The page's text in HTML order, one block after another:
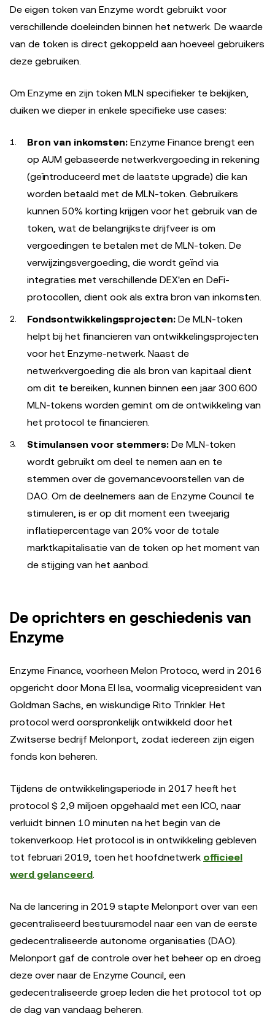
De eigen token van Enzyme wordt gebruikt voor
verschillende doeleinden binnen het netwerk. De waarde
van de token is direct gekoppeld aan hoeveel gebruikers
deze gebruiken.
Om Enzyme en zijn token MLN specifieker te bekijken,
duiken we dieper in enkele specifieke use cases:
Bron van inkomsten: Enzyme Finance brengt een
op AUM gebaseerde netwerkvergoeding in rekening
(geïntroduceerd met de laatste upgrade) die kan
worden betaald met de MLN-token. Gebruikers
kunnen 50% korting krijgen voor het gebruik van de
token, wat de belangrijkste drijfveer is om
vergoedingen te betalen met de MLN-token. De
verwijzingsvergoeding, die wordt geïnd via
integraties met verschillende DEX'en en DeFi-
protocollen, dient ook als extra bron van inkomsten.
Fondsontwikkelingsprojecten: De MLN-token
helpt bij het financieren van ontwikkelingsprojecten
voor het Enzyme-netwerk. Naast de
netwerkvergoeding die als bron van kapitaal dient
om dit te bereiken, kunnen binnen een jaar 300.600
MLN-tokens worden gemint om de ontwikkeling van
het protocol te financieren.
Stimulansen voor stemmers: De MLN-token
wordt gebruikt om deel te nemen aan en te
stemmen over de governancevoorstellen van de
DAO. Om de deelnemers aan de Enzyme Council te
stimuleren, is er op dit moment een tweejarig
inflatiepercentage van 20% voor de totale
marktkapitalisatie van de token op het moment van
de stijging van het aanbod.
De oprichters en geschiedenis van
Enzyme
Enzyme Finance, voorheen Melon Protoco, werd in 2016
opgericht door Mona El Isa, voormalig vicepresident van
Goldman Sachs, en wiskundige Rito Trinkler. Het
protocol werd oorspronkelijk ontwikkeld door het
Zwitserse bedrijf Melonport, zodat iedereen zijn eigen
fonds kon beheren.
Tijdens de ontwikkelingsperiode in 2017 heeft het
protocol $ 2,9 miljoen opgehaald met een ICO, naar
verluidt binnen 10 minuten na het begin van de
tokenverkoop. Het protocol is in ontwikkeling gebleven
tot februari 2019, toen het hoofdnetwerk officieel
werd gelanceerd.
Na de lancering in 2019 stapte Melonport over van een
gecentraliseerd bestuursmodel naar een van de eerste
gedecentraliseerde autonome organisaties (DAO).
Melonport gaf de controle over het beheer op en droeg
deze over naar de Enzyme Council, een
gedecentraliseerde groep leden die het protocol tot op
de dag van vandaag beheren.